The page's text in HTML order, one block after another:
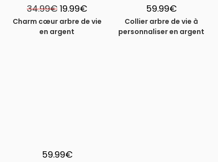
34.99€ Le
prix
initial
était :
34.99€.
19.99€Le
prix
actuel
est :
Charm cœur arbre de vie
en argent
59.99€
Collier arbre de vie à
personnaliser en argent
59.99€